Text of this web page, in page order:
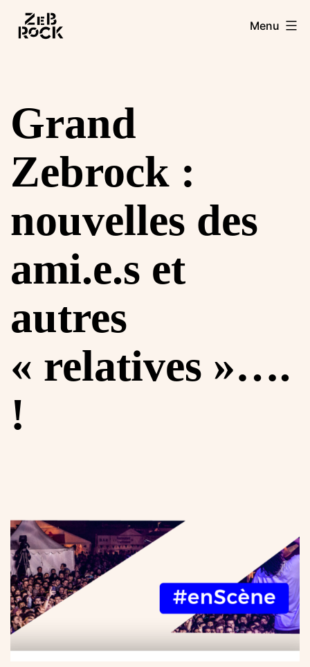
Aller
Zebrock Menu
Grand
Zebrock :
nouvelles des
ami.e.s et
autres
« relatives »….
!